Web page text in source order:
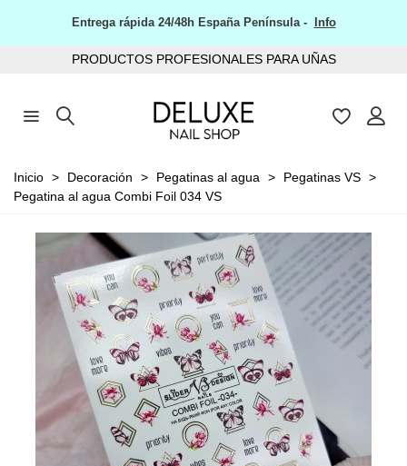
Entrega rápida 24/48h España Península - Info
PRODUCTOS PROFESIONALES PARA UÑAS
Inicio > Decoración > Pegatinas al agua > Pegatinas VS >
Pegatina al agua Combi Foil 034 VS